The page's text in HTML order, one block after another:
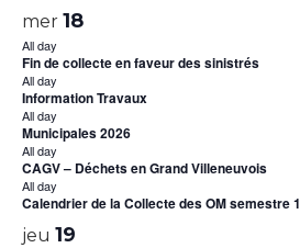
mer 18
All day
Fin de collecte en faveur des sinistrés
All day
Information Travaux
All day
Municipales 2026
All day
CAGV – Déchets en Grand Villeneuvois
All day
Calendrier de la Collecte des OM semestre 1
jeu 19